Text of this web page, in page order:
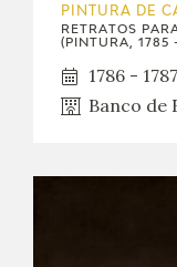
PINTURA DE
RETRATOS
(PINTURA, 1785
1786 - 1787
Banco de